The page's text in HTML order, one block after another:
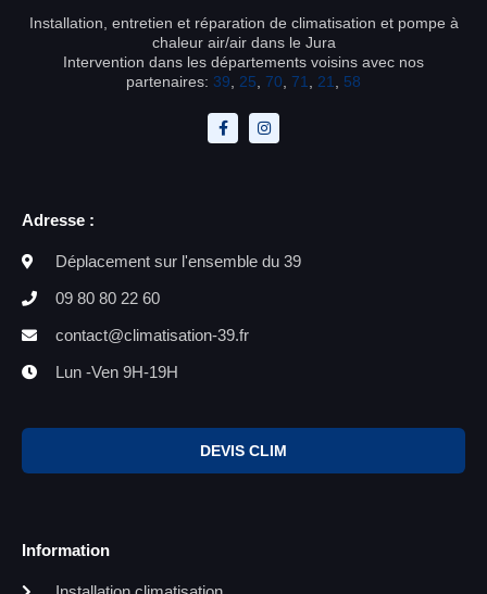
Installation, entretien et réparation de climatisation et pompe à
chaleur air/air dans le Jura
Intervention dans les départements voisins avec nos
partenaires: 39 25 70 71 21 58
Adresse :
Déplacement sur l'ensemble du 39
09 80 80 22 60
contact@climatisation-39.fr
Lun -Ven 9H-19H
DEVIS CLIM
Information